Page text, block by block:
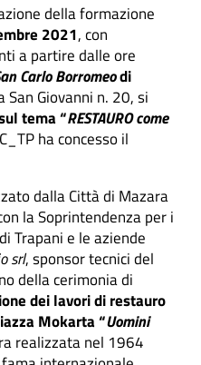
della formazione
2021, con
a partire dalle ore
Carlo Borromeodi
San Giovanni n. 20, si
tema “RESTAURO come
ha concesso il
dalla Città di Mazara
la Soprintendenza per i
Trapanie le aziende
srl, sponsor tecnici del
della cerimonia di
dei lavori direstauro
Mokarta “Uomini
realizzata nel 1964